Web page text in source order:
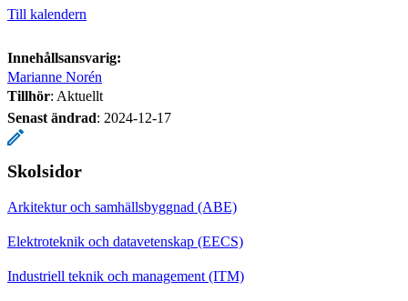
Till kalendern
Innehållsansvarig:
Marianne Norén
Tillhör: Aktuellt
Senast ändrad: 2024-12-17
Skolsidor
Arkitektur och samhällsbyggnad (ABE)
Elektroteknik och datavetenskap (EECS)
Industriell teknik och management (ITM)